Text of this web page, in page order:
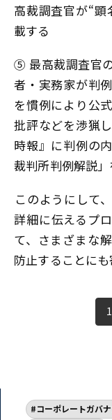
高裁調査官が“
載する
⑤ 最高裁調査官
者・実務家が判
を慣例により公
批評などを渉猟
時報』に判例の
裁判所判例解説」
――このようにし
詳細に伝えるプ
て、さまざまな
防止することにも
1
コーポレートガバ